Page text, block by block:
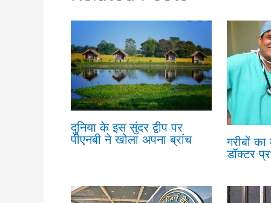
दुनिया के इस सुंदर द्वीप पर
पीएनबी ने खोला अपना ब्रांच
गरीबों
डॉक्टर